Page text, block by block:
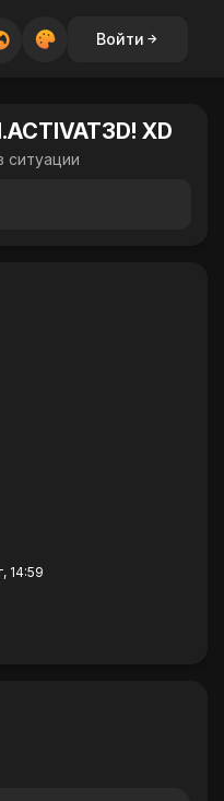
Войти
XD
ситуации
14:59